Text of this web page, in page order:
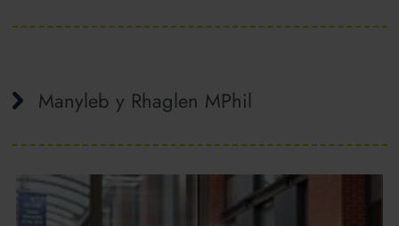
Manyleb y Rhaglen MPhil